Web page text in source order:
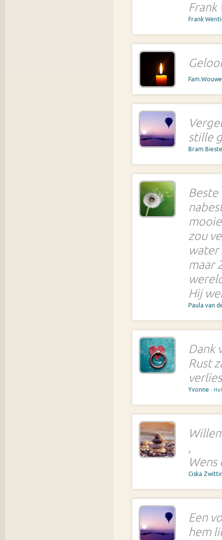
Frank
Frank
stille
Bram
Beste
zou
water
maar
Hij
Paula van
Dank
Rust
Yvonne -
,
Ciska
Een
hem